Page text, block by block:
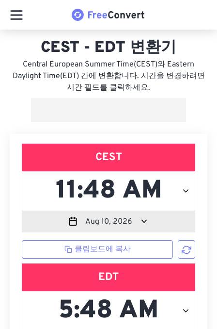
CEST - EDT 변환기
Central European Summer Time(CEST)와 Eastern
Daylight Time(EDT) 간에 변환합니다. 시간을 변경하려면
시간 필드를 클릭하세요.
CEST
클립보드에 복사
EDT